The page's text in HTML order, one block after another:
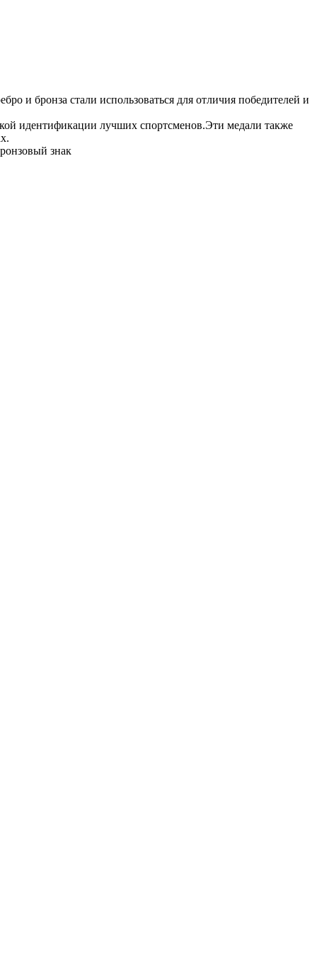
и бронза стали использоваться для отличия победителей и
идентификации лучших спортсменов.Эти медали также
знак